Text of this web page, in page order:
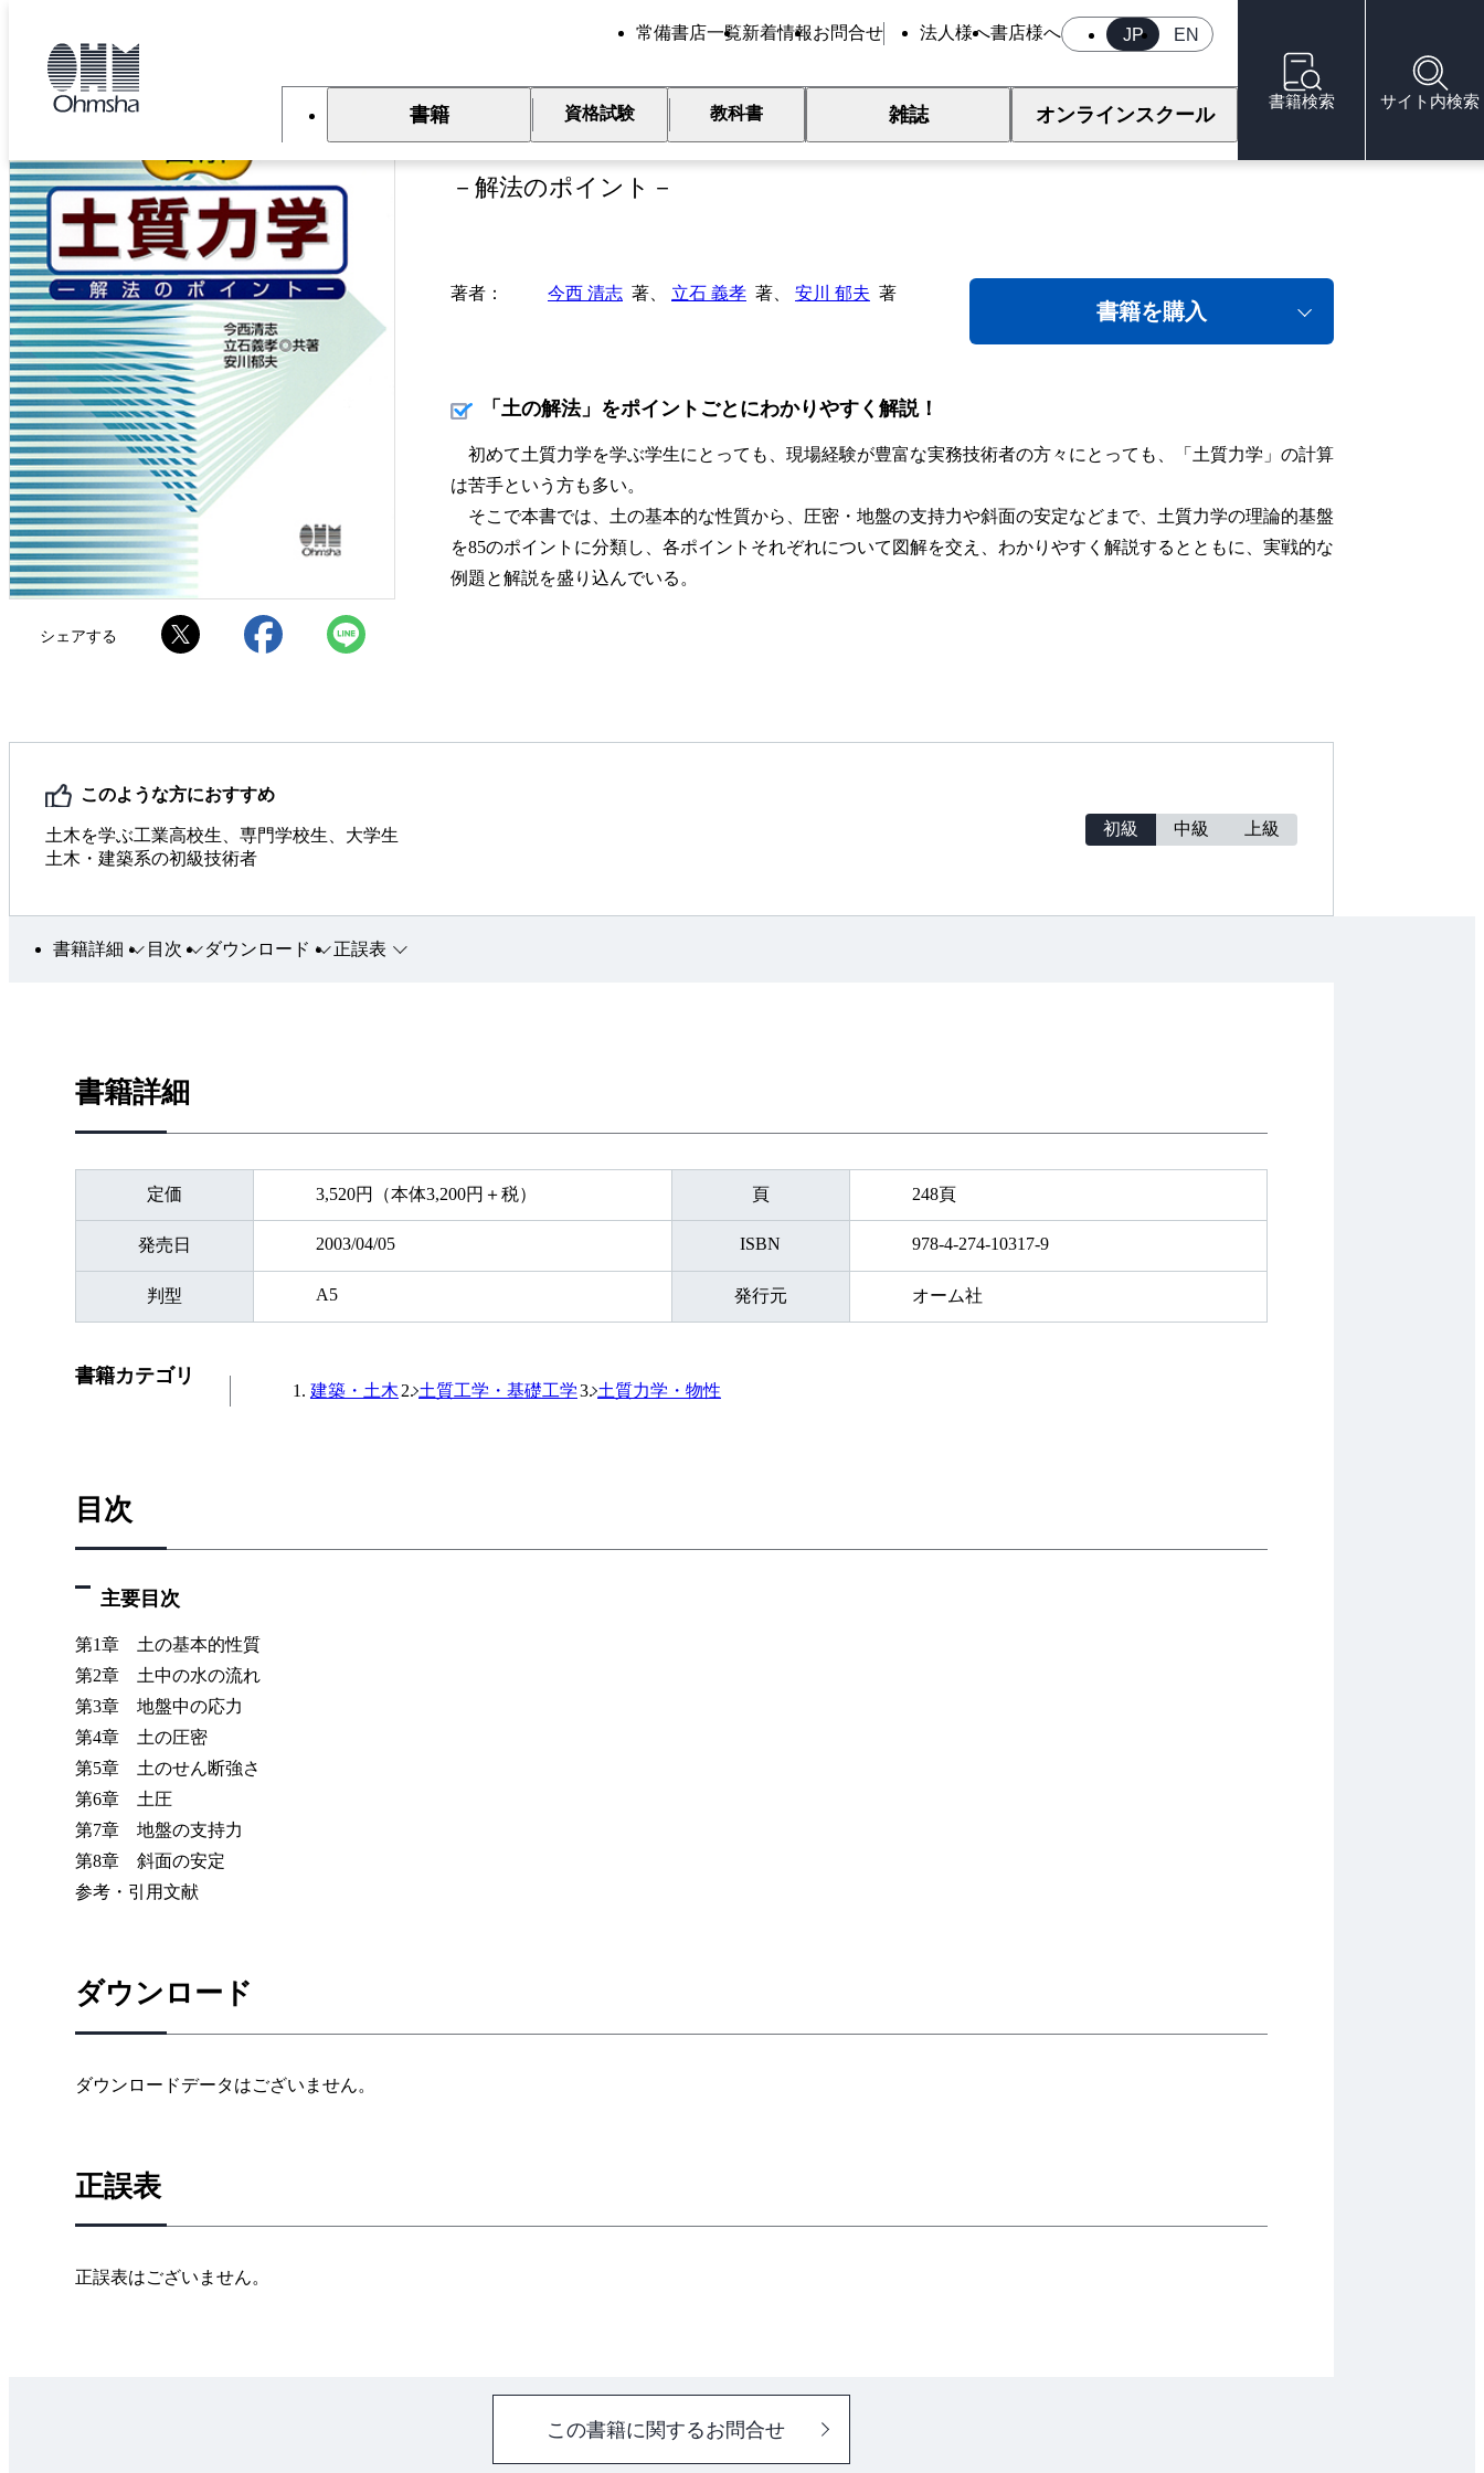
JP EN
常備書店一覧新着情報お問合せ 法人様へ書店様へ
書籍 資格試験 教科書 雑誌 オンラインスクール
書籍検索 サイト内検索
図解 土質力学
－解法のポイント－
シェアする
著者 今西 清志 著、 立石 義孝 著、 安川 郁夫 著
書籍を購入
「土の解法」をポイントごとにわかりやすく解説！
初めて土質力学を学ぶ学生にとっても、現場経験が豊富な実務技術者の方々にとっても、「土質力学」の計算
は苦手という方も多い。
そこで本書では、土の基本的な性質から、圧密・地盤の支持力や斜面の安定などまで、土質力学の理論的基盤
を85のポイントに分類し、各ポイントそれぞれについて図解を交え、わかりやすく解説するとともに、実戦的な
例題と解説を盛り込んでいる。
このような方におすすめ
土木を学ぶ工業高校生、専門学校生、大学生
土木・建築系の初級技術者
初級 中級 上級
書籍詳細 目次 ダウンロード 正誤表
書籍詳細
定価 3,520円（本体3,200円＋税） 頁 248頁
発売日 2003/04/05 ISBN 978-4-274-10317-9
判型 A5 発行元 オーム社
書籍カテゴリ
建築・土木 土質工学・基礎工学 土質力学・物性
目次
主要目次
第1章 土の基本的性質
第2章 土中の水の流れ
第3章 地盤中の応力
第4章 土の圧密
第5章 土のせん断強さ
第6章 土圧
第7章 地盤の支持力
第8章 斜面の安定
参考・引用文献
ダウンロード
ダウンロードデータはございません。
正誤表
正誤表はございません。
この書籍に関するお問合せ